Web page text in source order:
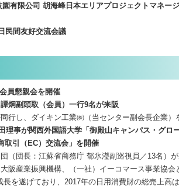
有限公司 胡海峰日本エリアプロジェクトマネー
民間友好交流会議
員懇親会を開催
炯副頭取（会員）一行9名が来阪
行し、ダイキン工業㈱（当センター副会長企業）
事が関西外国語大学「御殿山キャンパス・グロ
取引（EC）交流会」を開催
（団長：江蘇省商務庁 郁氷瀅副巡視員／13名）
阪産業振興機構、（一社）イーコマース事業協
長を遂げており、2017年の日用消費財の総売上高